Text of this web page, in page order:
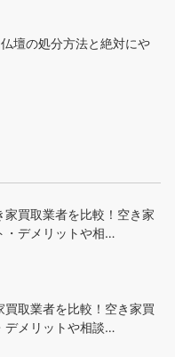
壇の処分方法と絶対にや
家買取業者を比較！空き家
・デメリットや相…
買取業者を比較！空き家買
デメリットや相談…